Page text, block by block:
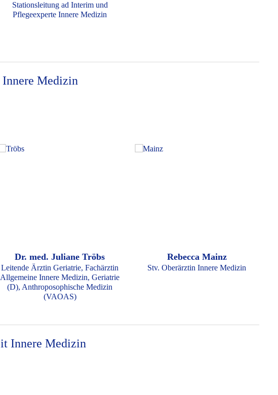
Stationsleitung ad Interim und
Pflegeexperte Innere Medizin
Medizin
Dr. med. Juliane Tröbs
Leitende Ärztin Geriatrie, Fachärztin
Allgemeine Innere Medizin, Geriatrie
(D), Anthroposophische Medizin
(VAOAS)
Rebecca Mainz
Stv. Oberärztin Innere Medizin
Innere Medizin